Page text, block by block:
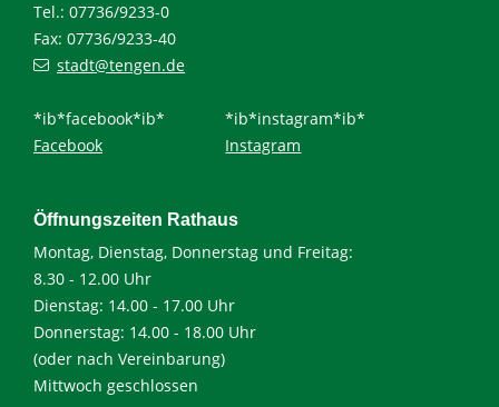
Tel.: 07736/9233-0
Fax: 07736/9233-40
stadt@tengen.de
*ib*facebook*ib*
Facebook
*ib*instagram*ib*
Instagram
Öffnungszeiten Rathaus
Montag, Dienstag, Donnerstag und Freitag:
8.30 - 12.00 Uhr
Dienstag: 14.00 - 17.00 Uhr
Donnerstag: 14.00 - 18.00 Uhr
(oder nach Vereinbarung)
Mittwoch geschlossen